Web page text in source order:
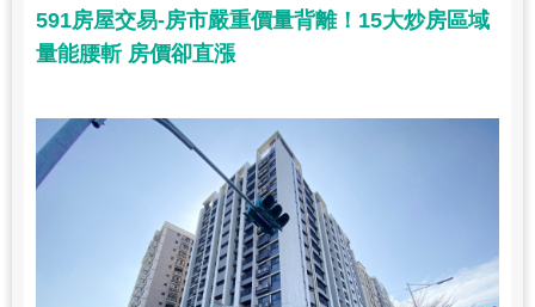
591房屋交易-房市嚴重價量背離！15大炒房區域
量能腰斬 房價卻直漲